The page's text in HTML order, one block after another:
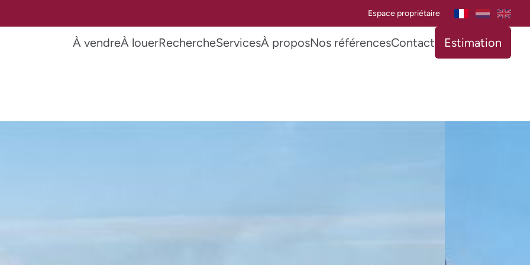
Espace propriétaire
À vendreÀ louerRechercheServicesÀ proposNos référencesContact Estimation